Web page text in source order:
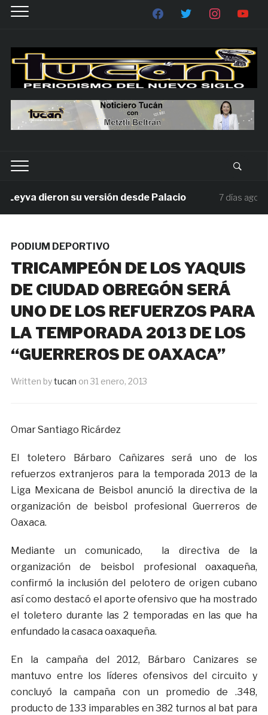
dieron su versión desde Palacio 7 días ago
PODIUM DEPORTIVO
TRICAMPEÓN DE LOS YAQUIS
DE CIUDAD OBREGÓN SERÁ
UNO DE LOS REFUERZOS PARA
LA TEMPORADA 2013 DE LOS
“GUERREROS DE OAXACA”
Written bytucan on 31 enero, 2013
Omar Santiago Ricárdez
El toletero Bárbaro Cañizares será uno de los
refuerzos extranjeros para la temporada 2013 de la
Liga Mexicana de Beisbol anunció la directiva de la
organización de beisbol profesional Guerreros de
Oaxaca.
Mediante un comunicado, la directiva de la
organización de beisbol profesional oaxaqueña,
confirmó la inclusión del pelotero de origen cubano
así como destacó el aporte ofensivo que ha mostrado
el toletero durante las 2 temporadas en las que ha
enfundado la casaca oaxaqueña.
En la campaña del 2012, Bárbaro Canizares se
mantuvo entre los líderes ofensivos del circuito y
concluyó la campaña con un promedio de .348,
producto de 133 imparables en 382 turnos al bat para